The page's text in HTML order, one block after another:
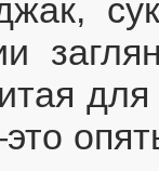
для